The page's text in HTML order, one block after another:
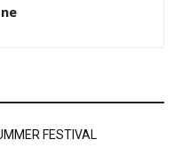
FESTIVAL